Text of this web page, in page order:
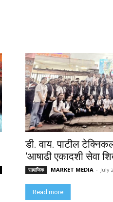
डी. वाय. पाटील
‘आषाढी एकादशी सेवा
सामाजिक MARKET MEDIA - July
Read more